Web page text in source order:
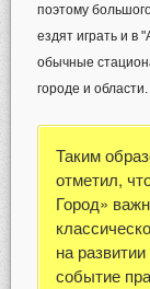
поэтому
ездят играть и в
обычные
городе и области.
Таким
отметил,
Город»
на
событие